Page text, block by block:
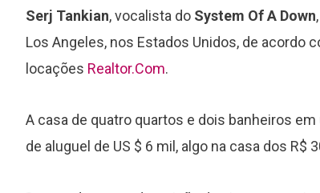
Serj Tankian, vocalista do System Of A Down
Los Angeles, nos Estados Unidos, de acordo
locações Realtor.Com.
A casa de quatro quartos e dois banheiros
de aluguel de US $ 6 mil, algo na casa dos R$